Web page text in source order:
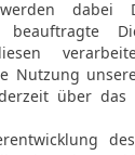
sein Antlitz
21 Sind seine
verachtet
22
Nur sein
ihn selbst